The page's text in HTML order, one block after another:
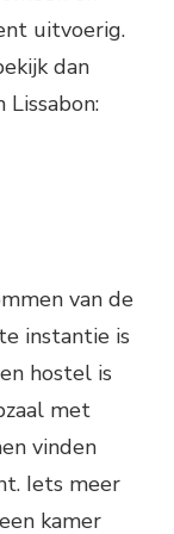
uitvoerig.
dan
van de
instantie is
hostel is
met
vinden
Iets meer
kamer